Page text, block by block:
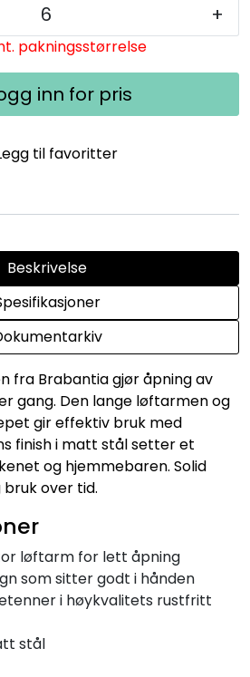
+
pakningsstørrelse
inn for pris
til favoritter
Beskrivelse
fra Brabantia gjør åpning av
gang. Den lange løftarmen og
gir effektiv bruk med
finish i matt stål setter et
og hjemmebaren. Solid
over tid.
løftarm for lett åpning
som sitter godt i hånden
i høykvalitets rustfritt
stål